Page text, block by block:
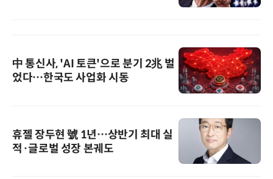
中 통신사, 'AI 토큰'으로 분기 2兆 벌
었다…한국도 사업화 시동
휴젤 장두현 號 1년…상반기 최대 실
적·글로벌 성장 본궤도